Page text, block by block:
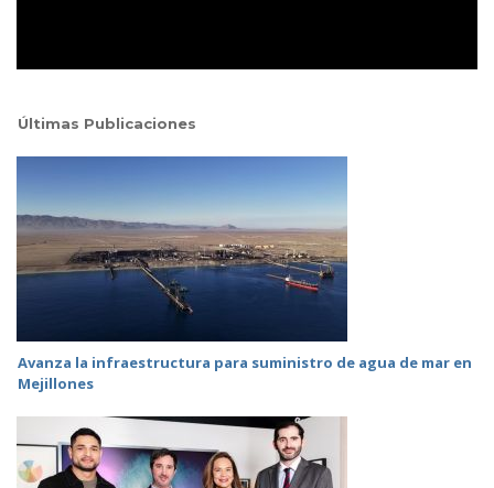
Últimas Publicaciones
Avanza la infraestructura para suministro de agua de mar en
Mejillones